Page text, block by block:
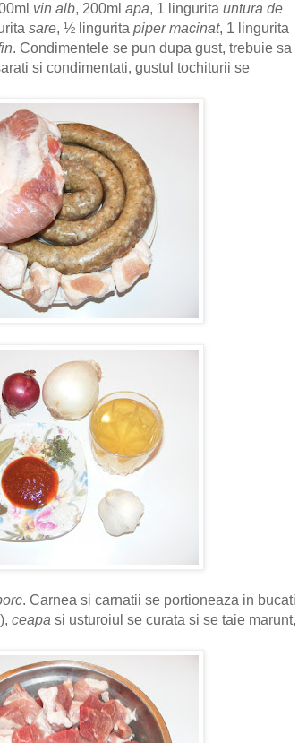
vin alb, 200ml apa, 1 lingurita untura de
sare, ½ lingurita piper macinat, 1 lingurita
. Condimentele se pun dupa gust, trebuie sa
si condimentati, gustul tochiturii se
. Carnea si carnatii se portioneaza in bucati
ceapa si usturoiul se curata si se taie marunt,